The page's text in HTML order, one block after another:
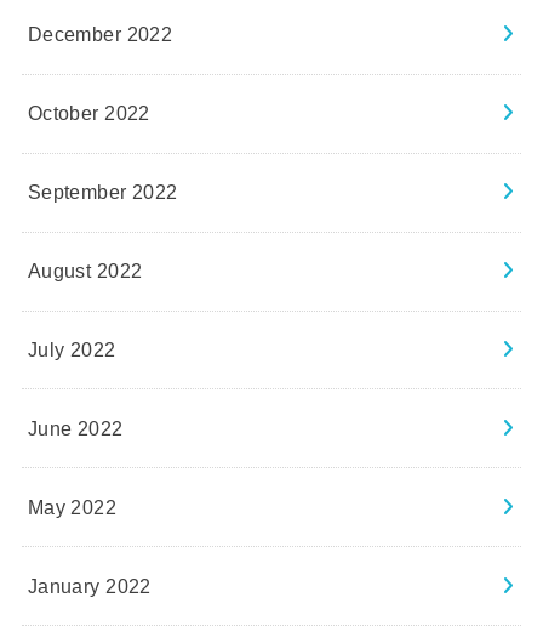
December 2022
October 2022
September 2022
August 2022
July 2022
June 2022
May 2022
January 2022